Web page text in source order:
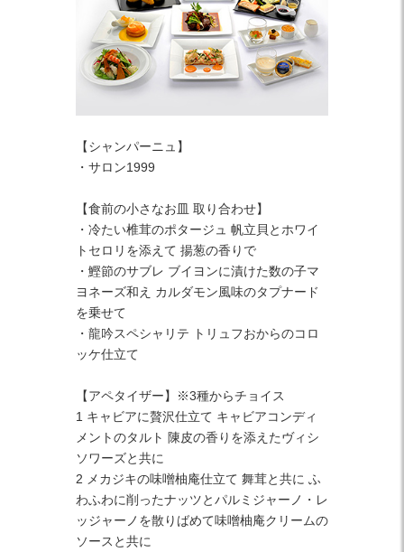
【シャンパーニュ】
・サロン1999
【食前の小さなお皿 取り合わせ】
・冷たい椎茸のポタージュ 帆立貝とホワイ
トセロリを添えて 揚葱の香りで
・鰹節のサブレ ブイヨンに漬けた数の子マ
ヨネーズ和え カルダモン風味のタプナード
を乗せて
・龍吟スペシャリテ トリュフおからのコロ
ッケ仕立て
【アペタイザー】※3種からチョイス
1 キャビアに贅沢仕立て キャビアコンディ
メントのタルト 陳皮の香りを添えたヴィシ
ソワーズと共に
2 メカジキの味噌柚庵仕立て 舞茸と共に ふ
わふわに削ったナッツとパルミジャーノ・レ
ッジャーノを散りばめて味噌柚庵クリームの
ソースと共に